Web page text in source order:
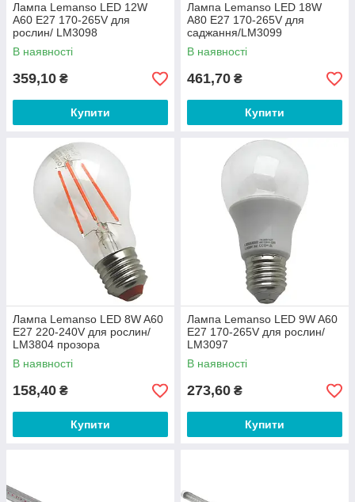
Лампа Lemanso LED 12W
A60 E27 170-265V для
рослин/ LM3098
В наявності
359,10 ₴
Купити
Лампа Lemanso LED 18W
A80 E27 170-265V для
саджання/LM3099
В наявності
461,70 ₴
Купити
Лампа Lemanso LED 8W A60
E27 220-240V для рослин/
LM3804 прозора
В наявності
158,40 ₴
Купити
Лампа Lemanso LED 9W A60
E27 170-265V для рослин/
LM3097
В наявності
273,60 ₴
Купити